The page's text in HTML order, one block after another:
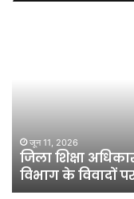
शिक्षा
विभाग
विवादों
जून 11, 2026
जिला शिक्षा
विभाग के विवादों